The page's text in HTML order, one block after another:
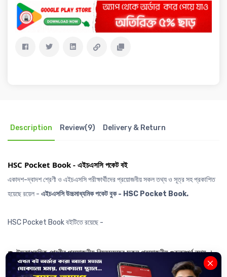
Description Review(9) Delivery & Return
HSC Pocket Book - এইচএসসি পকেট বই
একাদশ-দ্বাদশ শ্রেণী ও এইচএসসি পরীক্ষার্থীদের প্রয়োজনীয় সকল তথ্য ও সূত্র সহ প্রকাশিত
হয়েছে রয়েল - এইচএসসিউচ্চমাধ্যমিক পকেট বুক - HSC Pocket Book.
HSC Pocket Book বইটিতে রয়েছে -
✒উচ্চমাধ্যমিকশ্রেণীর প্রয়োজনীয় বিষয়সমূহের সকল প্রয়োজনীয় গুরুত্বপূর্ণ তথ্য ।